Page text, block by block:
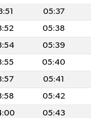
05:37
05:38
05:39
05:40
05:41
05:42
05:43